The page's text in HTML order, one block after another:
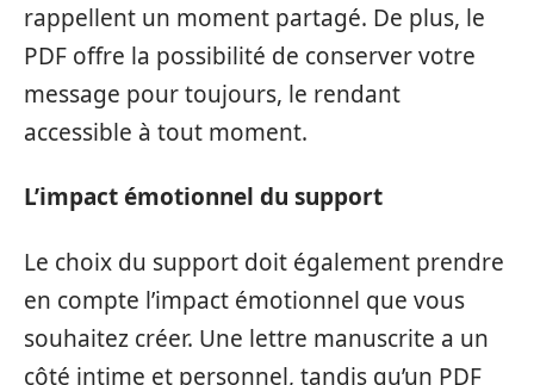
rappellent un moment partagé. De plus, le
PDF offre la possibilité de conserver votre
message pour toujours, le rendant
accessible à tout moment.
L’impact émotionnel du support
Le choix du support doit également prendre
en compte l’impact émotionnel que vous
souhaitez créer. Une lettre manuscrite a un
côté intime et personnel, tandis qu’un PDF